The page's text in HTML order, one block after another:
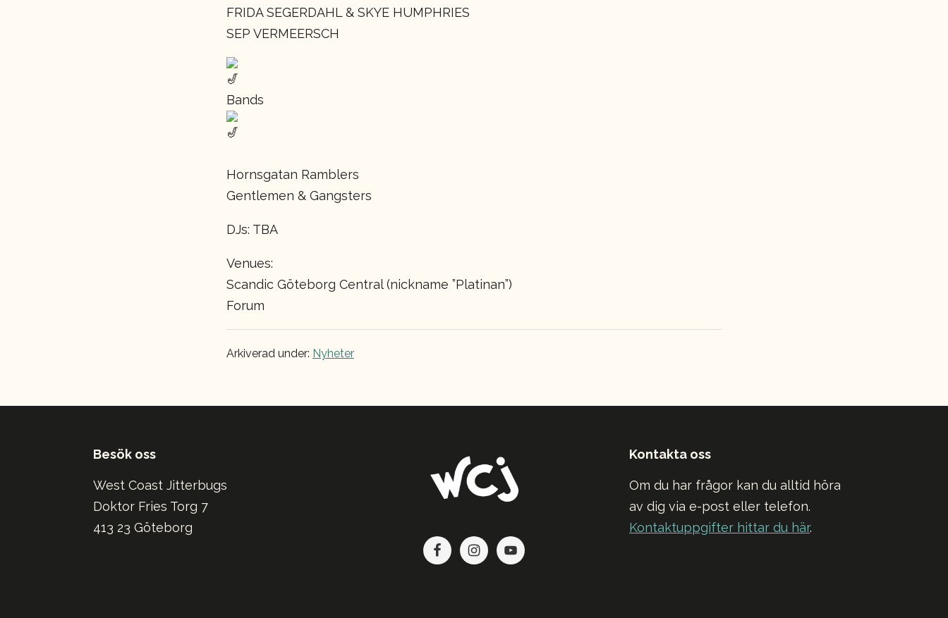
FRIDA SEGERDAHL & SKYE HUMPHRIES
SEP VERMEERSCH
Bands
Hornsgatan Ramblers
Gentlemen & Gangsters
DJs: TBA
Venues:
Scandic Göteborg Central (nickname ”Platinan”)
Forum
Arkiverad under: Nyheter
FooterBesök oss
West Coast Jitterbugs
Doktor Fries Torg 7
413 23 Göteborg
Kontakta oss
Om du har frågor kan du alltid höra
av dig via e-post eller telefon.
Kontaktuppgifter hittar du här.